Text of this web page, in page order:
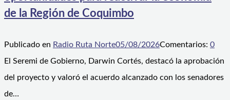
de la Región de Coquimbo
Publicado en Radio Ruta Norte05/08/2026Comentarios: 0
El Seremi de Gobierno, Darwin Cortés, destacó la aprobación
del proyecto y valoró el acuerdo alcanzado con los senadores
de…